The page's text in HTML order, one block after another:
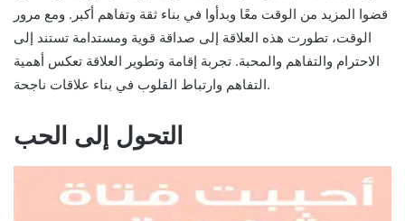
قضوا المزيد من الوقت معًا وبدأوا في بناء ثقة وتفاهم أكبر. ومع مرور
الوقت، تطورت هذه العلاقة إلى صداقة قوية ومستدامة تستند إلى
الاحترام والتفاهم والمحبة. تجربة إقامة وتطوير العلاقة تعكس أهمية
التفاهم وارتباط القلوب في بناء علاقات ناجحة.
التحول إلى الحب